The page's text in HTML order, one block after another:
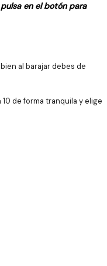
en el botón para
al barajar debes de
de forma tranquila y elige